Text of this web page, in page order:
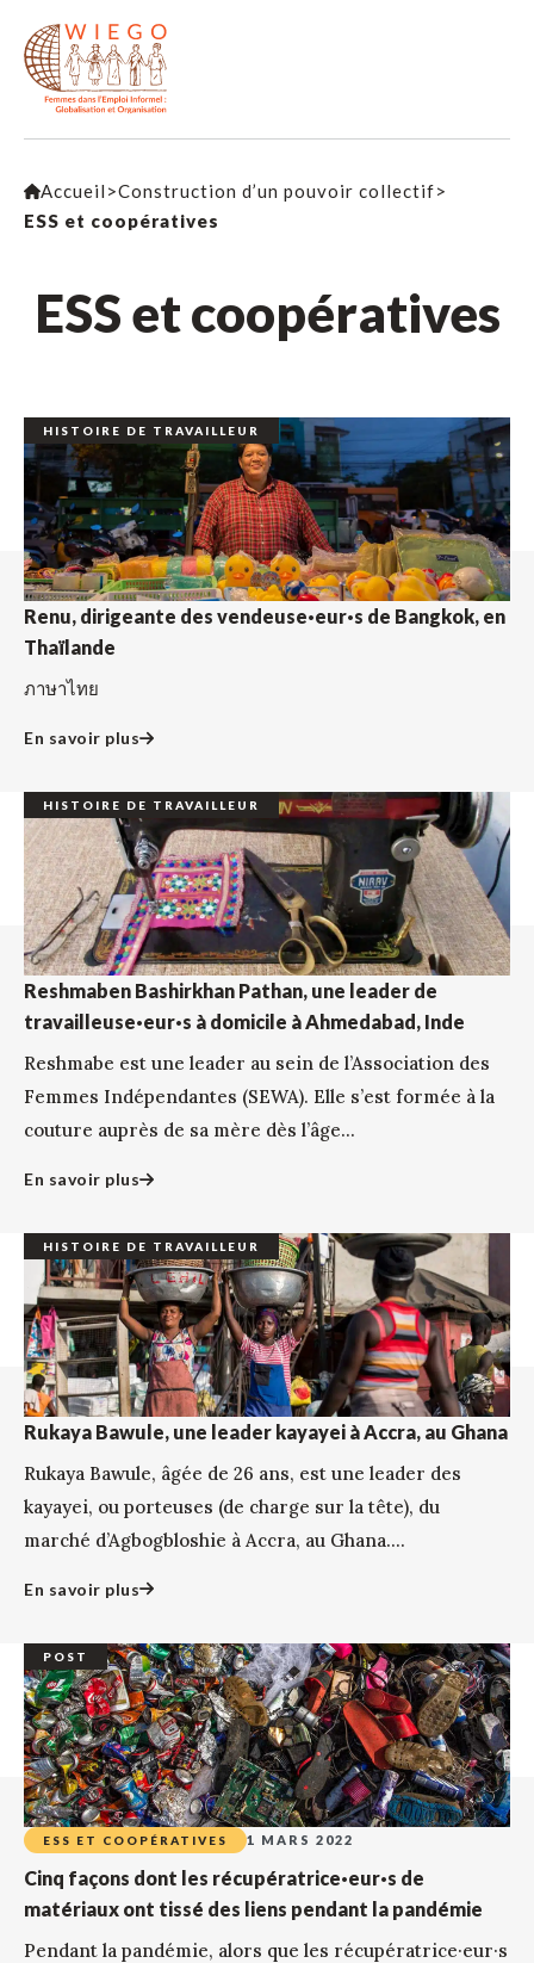
Accueil >Construction d’un pouvoir collectif>
ESS et coopératives
ESS et coopératives
HISTOIRE DE TRAVAILLEUR
Renu, dirigeante des vendeuse·eur·s de Bangkok, en
Thaïlande
ภาษาไทย
En savoir plus
HISTOIRE DE TRAVAILLEUR
Reshmaben Bashirkhan Pathan, une leader de
travailleuse·eur·s à domicile à Ahmedabad, Inde
Reshmabe est une leader au sein de l’Association des
Femmes Indépendantes (SEWA). Elle s’est formée à la
couture auprès de sa mère dès l’âge...
En savoir plus
HISTOIRE DE TRAVAILLEUR
Rukaya Bawule, une leader kayayei à Accra, au Ghana
Rukaya Bawule, âgée de 26 ans, est une leader des
kayayei, ou porteuses (de charge sur la tête), du
marché d’Agbogbloshie à Accra, au Ghana....
En savoir plus
POST
ESS ET COOPÉRATIVES 1 MARS 2022
Cinq façons dont les récupératrice·eur·s de
matériaux ont tissé des liens pendant la pandémie
Pendant la pandémie, alors que les récupératrice·eur·s